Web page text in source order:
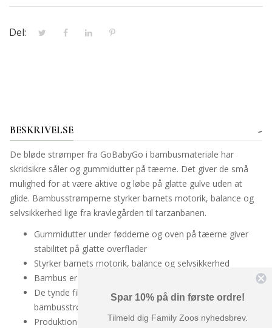
Del:
BESKRIVELSE
De bløde strømper fra GoBabyGo i bambusmateriale har
skridsikre såler og gummidutter på tæerne. Det giver de små
mulighed for at være aktive og løbe på glatte gulve uden at
glide. Bambusstrømperne styrker barnets motorik, balance og
selvsikkerhed lige fra kravlegården til tarzanbanen.
Gummidutter under fødderne og oven på tæerne giver
stabilitet på glatte overflader
Styrker barnets motorik, balance og selvsikkerhed
Bambus er et åndbart naturmateriale
De tynde fibre og UV-beskyttelsen gør
bambusstrømperne til det oplagte valg om sommeren
Produktionen af bambus skader ikke naturen
Spar 10% på din første ordre!
Tilmeld dig Family Zoos nyhedsbrev.